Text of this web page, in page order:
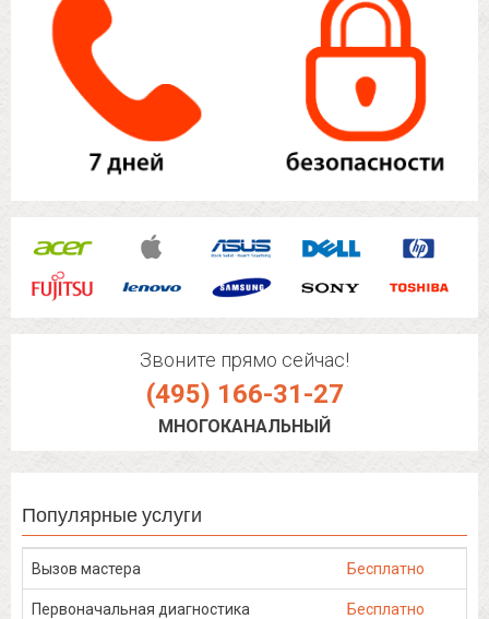
Звоните прямо сейчас!
(495) 166-31-27
МНОГОКАНАЛЬНЫЙ
Популярные услуги
Вызов мастера Бесплатно
Первоначальная диагностика Бесплатно